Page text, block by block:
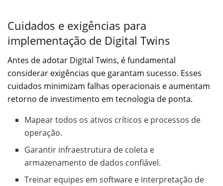
Cuidados e exigências para
implementação de Digital Twins
Antes de adotar Digital Twins, é fundamental
considerar exigências que garantam sucesso. Esses
cuidados minimizam falhas operacionais e aumentam
retorno de investimento em tecnologia de ponta.
Mapear todos os ativos críticos e processos de
operação.
Garantir infraestrutura de coleta e
armazenamento de dados confiável.
Treinar equipes em software e interpretação de